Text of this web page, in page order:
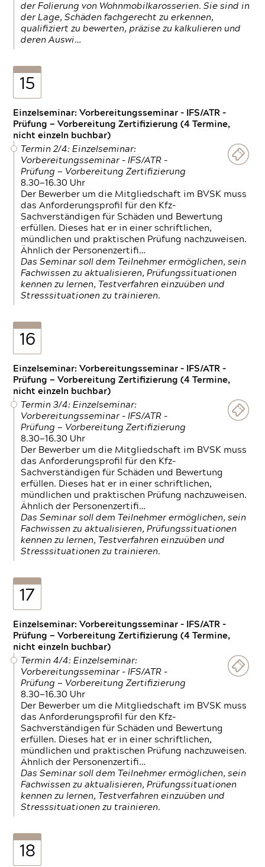
der Folierung von Wohnmobilkarosserien. Sie sind in
der Lage, Schäden fachgerecht zu erkennen,
qualifiziert zu bewerten, präzise zu kalkulieren und
deren Auswi…
15
Einzelseminar: Vorbereitungsseminar - IFS/ATR -
Prüfung — Vorbereitung Zertifizierung (4 Termine,
nicht einzeln buchbar)
Termin 2/4: Einzelseminar:
Vorbereitungsseminar - IFS/ATR -
Prüfung — Vorbereitung Zertifizierung
8.30—16.30 Uhr
Der Bewerber um die Mitgliedschaft im BVSK muss
das Anforderungsprofil für den Kfz-
Sachverständigen für Schäden und Bewertung
erfüllen. Dieses hat er in einer schriftlichen,
mündlichen und praktischen Prüfung nachzuweisen.
Ähnlich der Personenzertifi…
Das Seminar soll dem Teilnehmer ermöglichen, sein
Fachwissen zu aktualisieren, Prüfungssituationen
kennen zu lernen, Testverfahren einzuüben und
Stresssituationen zu trainieren.
16
Einzelseminar: Vorbereitungsseminar - IFS/ATR -
Prüfung — Vorbereitung Zertifizierung (4 Termine,
nicht einzeln buchbar)
Termin 3/4: Einzelseminar:
Vorbereitungsseminar - IFS/ATR -
Prüfung — Vorbereitung Zertifizierung
8.30—16.30 Uhr
Der Bewerber um die Mitgliedschaft im BVSK muss
das Anforderungsprofil für den Kfz-
Sachverständigen für Schäden und Bewertung
erfüllen. Dieses hat er in einer schriftlichen,
mündlichen und praktischen Prüfung nachzuweisen.
Ähnlich der Personenzertifi…
Das Seminar soll dem Teilnehmer ermöglichen, sein
Fachwissen zu aktualisieren, Prüfungssituationen
kennen zu lernen, Testverfahren einzuüben und
Stresssituationen zu trainieren.
17
Einzelseminar: Vorbereitungsseminar - IFS/ATR -
Prüfung — Vorbereitung Zertifizierung (4 Termine,
nicht einzeln buchbar)
Termin 4/4: Einzelseminar:
Vorbereitungsseminar - IFS/ATR -
Prüfung — Vorbereitung Zertifizierung
8.30—16.30 Uhr
Der Bewerber um die Mitgliedschaft im BVSK muss
das Anforderungsprofil für den Kfz-
Sachverständigen für Schäden und Bewertung
erfüllen. Dieses hat er in einer schriftlichen,
mündlichen und praktischen Prüfung nachzuweisen.
Ähnlich der Personenzertifi…
Das Seminar soll dem Teilnehmer ermöglichen, sein
Fachwissen zu aktualisieren, Prüfungssituationen
kennen zu lernen, Testverfahren einzuüben und
Stresssituationen zu trainieren.
18